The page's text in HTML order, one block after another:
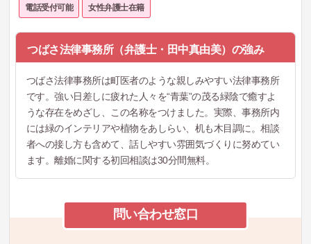
電話受付可能 女性弁護士在籍
つばさ法律事務所（弁護士・田中真由美）の強み
つばさ法律事務所は町医者のような親しみやすい法律事務所
です。強い日差しに疲れた人々を“青葉”の茂る緑陰で癒すよ
うな存在をめざし、この名称をつけました。実際、事務所内
には緑のインテリアや植物をあしらい、机も木目調に。相談
者への接し方も含めて、話しやすい雰囲気づくりに努めてい
ます。離婚に関する初回相談は30分間無料。
問い合わせ窓口